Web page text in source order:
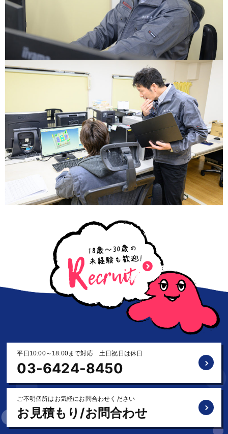
平日10:00～18:00まで対応 土日祝日は休日
03-6424-8450
ご不明個所はお気軽にお問合わせください
お見積もり/お問合わせ